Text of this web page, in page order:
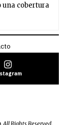
cobertura
. All Rights Reserved.